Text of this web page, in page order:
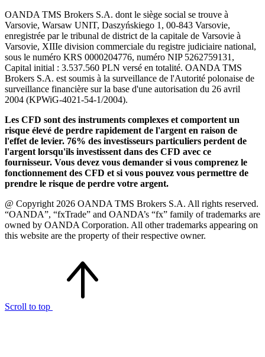
OANDA TMS Brokers S.A. dont le siège social se trouve à
Varsovie, Warsaw UNIT, Daszyńskiego 1, 00-843 Varsovie,
enregistrée par le tribunal de district de la capitale de Varsovie à
Varsovie, XIIIe division commerciale du registre judiciaire national,
sous le numéro KRS 0000204776, numéro NIP 5262759131,
Capital initial : 3.537.560 PLN versé en totalité. OANDA TMS
Brokers S.A. est soumis à la surveillance de l'Autorité polonaise de
surveillance financière sur la base d'une autorisation du 26 avril
2004 (KPWiG-4021-54-1/2004).
Les CFD sont des instruments complexes et comportent un
risque élevé de perdre rapidement de l'argent en raison de
l'effet de levier. 76% des investisseurs particuliers perdent de
l'argent lorsqu'ils investissent dans des CFD avec ce
fournisseur. Vous devez vous demander si vous comprenez le
fonctionnement des CFD et si vous pouvez vous permettre de
prendre le risque de perdre votre argent.
@ Copyright 2026 OANDA TMS Brokers S.A. All rights reserved.
“OANDA”, “fxTrade” and OANDA’s “fx” family of trademarks are
owned by OANDA Corporation. All other trademarks appearing on
this website are the property of their respective owner.
Scroll to top